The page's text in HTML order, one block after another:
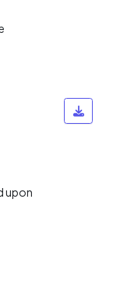
upon